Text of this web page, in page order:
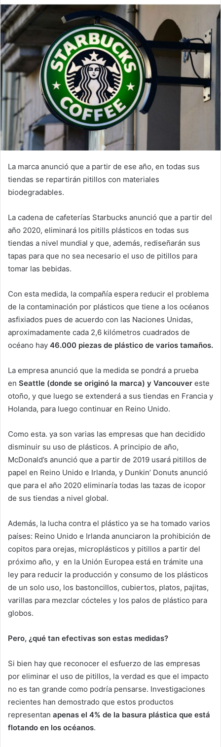
La marca anunció que a partir de ese año, en todas sus
tiendas se repartirán pitillos con materiales
biodegradables.
La cadena de cafeterías Starbucks anunció que a partir del
año 2020, eliminará los pitills plásticos en todas sus
tiendas a nivel mundial y que, además, rediseñarán sus
tapas para que no sea necesario el uso de pitillos para
tomar las bebidas.
Con esta medida, la compañía espera reducir el problema
de la contaminación por plásticos que tiene a los océanos
asfixiados pues de acuerdo con las Naciones Unidas,
aproximadamente cada 2,6 kilómetros cuadrados de
océano hay 46.000 piezas de plástico de varios tamaños.
La empresa anunció que la medida se pondrá a prueba
en Seattle (donde se originó la marca) y Vancouver este
otoño, y que luego se extenderá a sus tiendas en Francia y
Holanda, para luego continuar en Reino Unido.
Como esta. ya son varias las empresas que han decidido
disminuir su uso de plásticos. A principio de año,
McDonald’s anunció que a partir de 2019 usará pitillos de
papel en Reino Unido e Irlanda, y Dunkin’ Donuts anunció
que para el año 2020 eliminaría todas las tazas de icopor
de sus tiendas a nivel global.
Además, la lucha contra el plástico ya se ha tomado varios
países: Reino Unido e Irlanda anunciaron la prohibición de
copitos para orejas, microplásticos y pitillos a partir del
próximo año, y en la Unión Europea está en trámite una
ley para reducir la producción y consumo de los plásticos
de un solo uso, los bastoncillos, cubiertos, platos, pajitas,
varillas para mezclar cócteles y los palos de plástico para
globos.
Pero, ¿qué tan efectivas son estas medidas?
Si bien hay que reconocer el esfuerzo de las empresas
por eliminar el uso de pitillos, la verdad es que el impacto
no es tan grande como podría pensarse. Investigaciones
recientes han demostrado que estos productos
representan apenas el 4% de la basura plástica que está
flotando en los océanos.